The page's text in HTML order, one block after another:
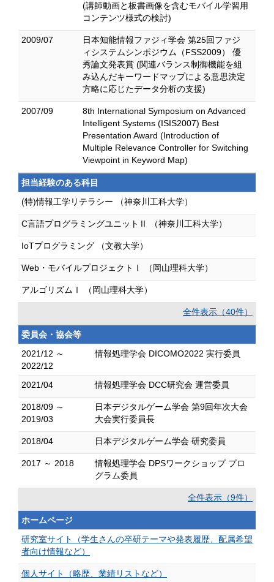
(講師動画と板書画像を含むモバイル学習用
コンテンツ様式の検討)
2009/07
日本知能情報ファジィ学会 第25回ファジ
ィシステムシンポジウム（FSS2009） 優
秀論文発表賞 (関連バランス制御機能を組
み込んだキーワードマップによる意思決定
方略に応じたデータ分析の支援)
2007/09
8th International Symposium on Advanced
Intelligent Systems (ISIS2007) Best
Presentation Award (Introduction of
Multiple Relevance Controller for Switching
Viewpoint in Keyword Map)
担当経験のある科目
(特)情報工学リテラシー （神奈川工科大学）
C言語プログラミングユニットⅡ （神奈川工科大学）
IoTプログラミング （文教大学）
Web・モバイルプロジェクトⅠ （岡山理科大学）
アルゴリズムⅠ （岡山理科大学）
全件表示（40件）
委員会・協会等
2021/12 ～
2022/12
情報処理学会 DICOMO2022 実行委員
2021/04 情報処理学会 DCC研究会 運営委員
2018/09 ～
2019/03
日本デジタルゲーム学会 第9回年次大会
大会実行委員長
2018/04 日本デジタルゲーム学会 研究委員
2017 ～ 2018
情報処理学会 DPSワークショップ プロ
グラム委員
全件表示（9件）
ホームページ
研究室サイト（学生さんの卒研テーマや発表履歴、配属希望
者向け情報など）
個人サイト（略歴、業績リストなど）